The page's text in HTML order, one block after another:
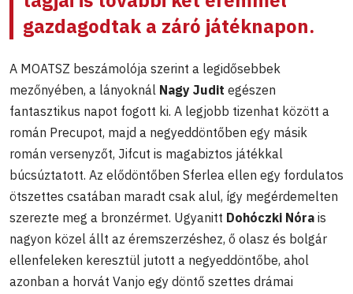
gazdagodtak a záró játéknapon.
A MOATSZ beszámolója szerint a legidősebbek
mezőnyében, a lányoknál Nagy Judit egészen
fantasztikus napot fogott ki. A legjobb tizenhat között a
román Precupot, majd a negyeddöntőben egy másik
román versenyzőt, Jifcut is magabiztos játékkal
búcsúztatott. Az elődöntőben Sferlea ellen egy fordulatos
ötszettes csatában maradt csak alul, így megérdemelten
szerezte meg a bronzérmet. Ugyanitt Dohóczki Nóra is
nagyon közel állt az éremszerzéshez, ő olasz és bolgár
ellenfeleken keresztül jutott a negyeddöntőbe, ahol
azonban a horvát Vanjo egy döntő szettes drámai